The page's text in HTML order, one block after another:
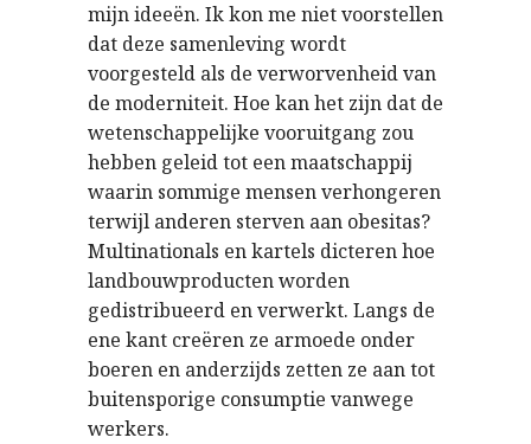
mijn ideeën. Ik kon me niet voorstellen
dat deze samenleving wordt
voorgesteld als de verworvenheid van
de moderniteit. Hoe kan het zijn dat de
wetenschappelijke vooruitgang zou
hebben geleid tot een maatschappij
waarin sommige mensen verhongeren
terwijl anderen sterven aan obesitas?
Multinationals en kartels dicteren hoe
landbouwproducten worden
gedistribueerd en verwerkt. Langs de
ene kant creëren ze armoede onder
boeren en anderzijds zetten ze aan tot
buitensporige consumptie vanwege
werkers.